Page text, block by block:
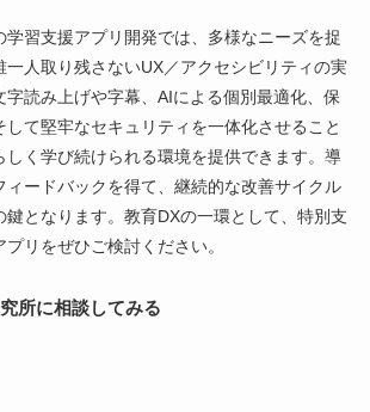
学習支援アプリ開発では、多様なニーズを捉
一人取り残さないUX／アクセシビリティの実
字読み上げや字幕、AIによる個別最適化、保
て堅牢なセキュリティを一体化させること
しく学び続けられる環境を提供できます。導
ィードバックを得て、継続的な改善サイクル
鍵となります。教育DXの一環として、特別支
リをぜひご検討ください。
所に相談してみる